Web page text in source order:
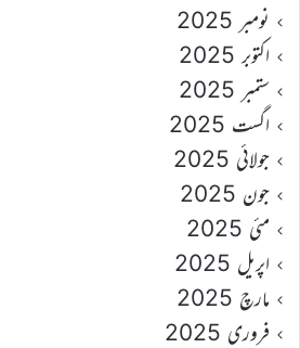
نومبر 2025
اکتوبر 2025
ستمبر 2025
اگست 2025
جولائی 2025
جون 2025
مئی 2025
اپریل 2025
مارچ 2025
فروری 2025